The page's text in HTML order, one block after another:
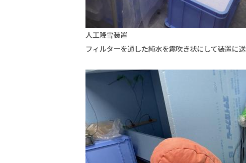
人工降雪装置
フィルターを通した純水を霧吹き状にして装置に